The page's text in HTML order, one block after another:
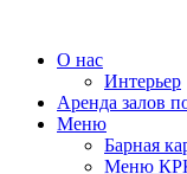
О нас
Интерьер
Аренда залов
Меню
Барная
Меню